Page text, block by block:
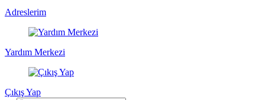
Adreslerim
Yardım Merkezi
Çıkış Yap